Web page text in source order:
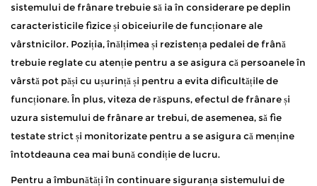
sistemului de frânare trebuie să ia în considerare pe deplin
caracteristicile fizice și obiceiurile de funcționare ale
vârstnicilor. Poziția, înălțimea și rezistența pedalei de frână
trebuie reglate cu atenție pentru a se asigura că persoanele în
vârstă pot păși cu ușurință și pentru a evita dificultățile de
funcționare. În plus, viteza de răspuns, efectul de frânare și
uzura sistemului de frânare ar trebui, de asemenea, să fie
testate strict și monitorizate pentru a se asigura că menține
întotdeauna cea mai bună condiție de lucru.
Pentru a îmbunătăți în continuare siguranța sistemului de